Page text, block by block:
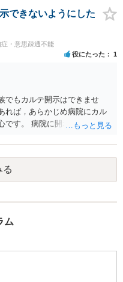
できないようにした
・意思疎通不能
役にたった 1
でもカルテ開示はできませ
れば，あらかじめ病院にカル
です。 病院に開示しないよう
としてはどうかなという感じ
る
ム